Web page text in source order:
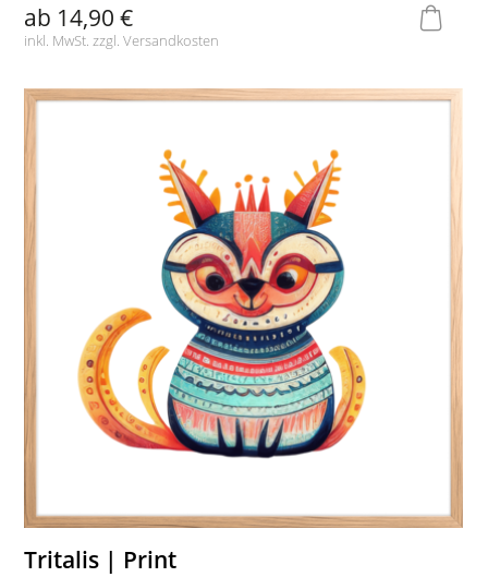
ab 14,90 €
inkl. MwSt. zzgl.Versandkosten
Tritalis | Print